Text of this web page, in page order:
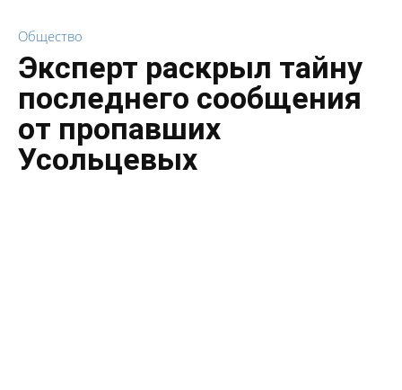
Общество
Эксперт раскрыл тайну
последнего сообщения
от пропавших
Усольцевых